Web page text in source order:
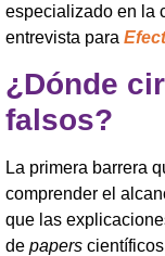
especializado en la
entrevista para
¿Dónde
falsos?
La primera barrera
comprender el
que las
de papers